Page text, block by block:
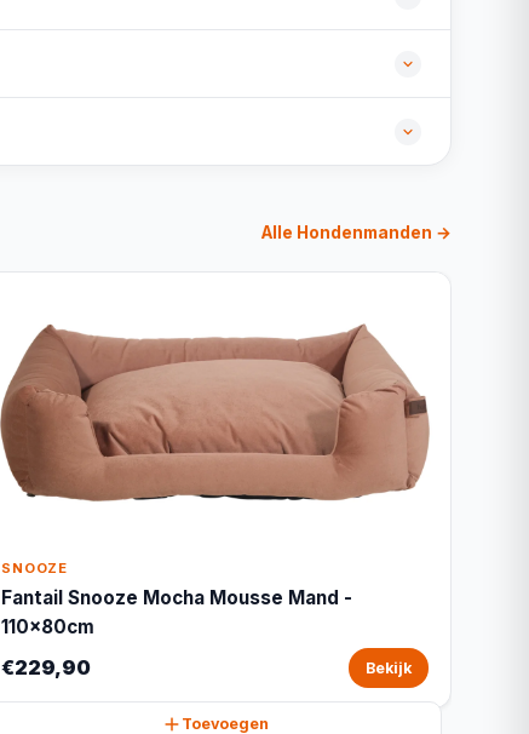
Alle Hondenmanden →
SNOOZE
Fantail Snooze Mocha Mousse Mand -
110x80cm
€229,90 Bekijk
Toevoegen